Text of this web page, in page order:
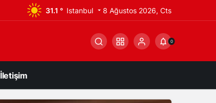
31.1 ° Istanbul 8 Ağustos 2026, Cts
0
İletişim